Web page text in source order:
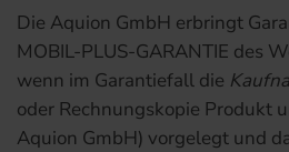
Die Aquion GmbH erbringt
MOBIL-PLUS-GARANTIE des
wenn im Garantiefall die
oder Rechnungskopie Produkt
Aquion GmbH) vorgelegt und